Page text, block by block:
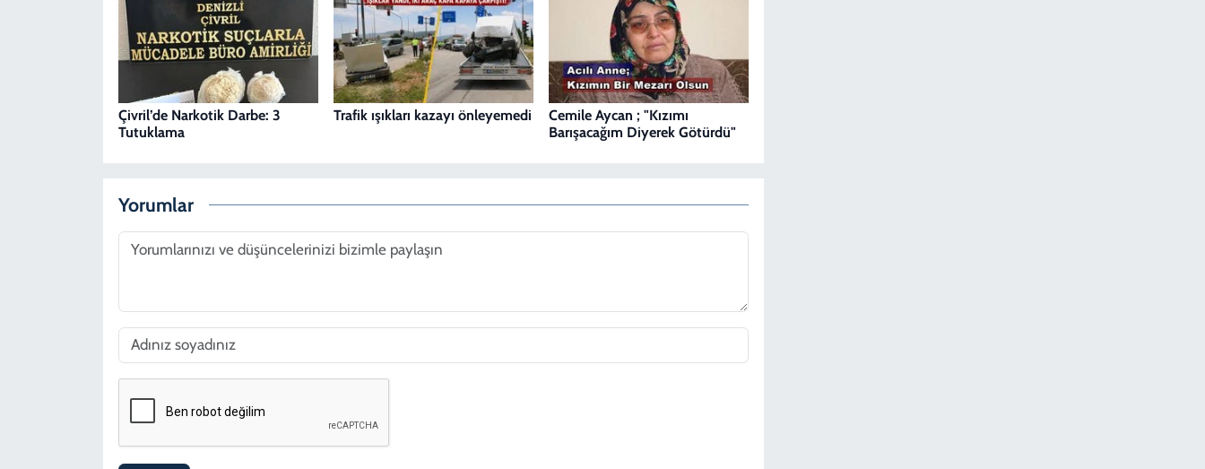
Çivril’de Narkotik Darbe: 3
Tutuklama
Trafik ışıkları kazayı önleyemedi
Cemile Aycan ; "Kızımı
Barışacağım Diyerek Götürdü"
Yorumlar